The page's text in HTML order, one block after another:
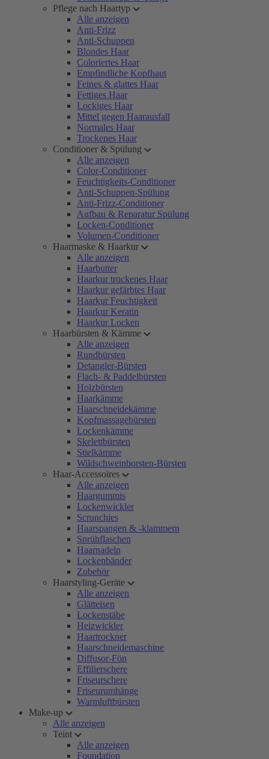
Pflege nach Haartyp
Alle anzeigen
Anti-Frizz
Anti-Schuppen
Blondes Haar
Coloriertes Haar
Empfindliche Kopfhaut
Feines & glattes Haar
Fettiges Haar
Lockiges Haar
Mittel gegen Haarausfall
Normales Haar
Trockenes Haar
Conditioner & Spülung
Alle anzeigen
Color-Conditioner
Feuchtigkeits-Conditioner
Anti-Schuppen-Spülung
Anti-Frizz-Conditioner
Aufbau & Reparatur Spülung
Locken-Conditioner
Volumen-Conditioner
Haarmaske & Haarkur
Alle anzeigen
Haarbutter
Haarkur trockenes Haar
Haarkur gefärbtes Haar
Haarkur Feuchtigkeit
Haarkur Keratin
Haarkur Locken
Haarbürsten & Kämme
Alle anzeigen
Rundbürsten
Detangler-Bürsten
Flach- & Paddelbürsten
Holzbürsten
Haarkämme
Haarschneidekämme
Kopfmassagebürsten
Lockenkämme
Skelettbürsten
Stielkämme
Wildschweinborsten-Bürsten
Haar-Accessoires
Alle anzeigen
Haargummis
Lockenwickler
Scrunchies
Haarspangen & -klammern
Sprühflaschen
Haarnadeln
Lockenbänder
Zubehör
Haarstyling-Geräte
Alle anzeigen
Glätteisen
Lockenstäbe
Heizwickler
Haartrockner
Haarschneidemaschine
Diffusor-Fön
Effilierschere
Friseurschere
Friseurumhänge
Warmluftbürsten
Make-up
Alle anzeigen
Teint
Alle anzeigen
Foundation